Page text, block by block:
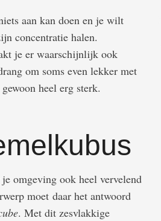
aan kan doen en je wilt
concentratie halen.
je er waarschijnlijk ook
om soms even lekker met
heel erg sterk.
omgeving ook heel vervelend
moet daar het antwoord
. Met dit zesvlakkige